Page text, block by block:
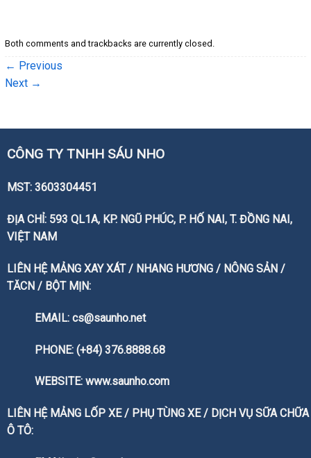
Both comments and trackbacks are currently closed.
← Previous
Next →
CÔNG TY TNHH SÁU NHO
MST: 3603304451
ĐỊA CHỈ: 593 QL1A, KP. NGŨ PHÚC, P. HỐ NAI, T. ĐỒNG NAI,
VIỆT NAM
LIÊN HỆ MẢNG XAY XÁT / NHANG HƯƠNG / NÔNG SẢN /
TĂCN / BỘT MỊN:
EMAIL: cs@saunho.net
PHONE: (+84) 376.8888.68
WEBSITE: www.saunho.com
LIÊN HỆ MẢNG LỐP XE / PHỤ TÙNG XE / DỊCH VỤ SỮA CHỮA
Ô TÔ: